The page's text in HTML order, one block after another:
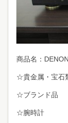
商品名：
☆貴金属・宝石
☆ブランド品
☆腕時計